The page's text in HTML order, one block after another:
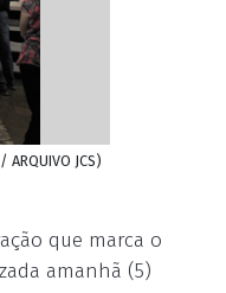
JCS)
que marca o
amanhã (5)